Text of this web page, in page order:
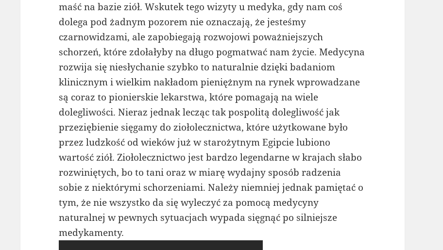
maść na bazie ziół. Wskutek tego wizyty u medyka, gdy nam coś
dolega pod żadnym pozorem nie oznaczają, że jesteśmy
czarnowidzami, ale zapobiegają rozwojowi poważniejszych
schorzeń, które zdołałyby na długo pogmatwać nam życie. Medycyna
rozwija się niesłychanie szybko to naturalnie dzięki badaniom
klinicznym i wielkim nakładom pieniężnym na rynek wprowadzane
są coraz to pionierskie lekarstwa, które pomagają na wiele
dolegliwości. Nieraz jednak lecząc tak pospolitą dolegliwość jak
przeziębienie sięgamy do ziołolecznictwa, które użytkowane było
przez ludzkość od wieków już w starożytnym Egipcie lubiono
wartość ziół. Ziołolecznictwo jest bardzo legendarne w krajach słabo
rozwiniętych, bo to tani oraz w miarę wydajny sposób radzenia
sobie z niektórymi schorzeniami. Należy niemniej jednak pamiętać o
tym, że nie wszystko da się wyleczyć za pomocą medycyny
naturalnej w pewnych sytuacjach wypada sięgnąć po silniejsze
medykamenty.